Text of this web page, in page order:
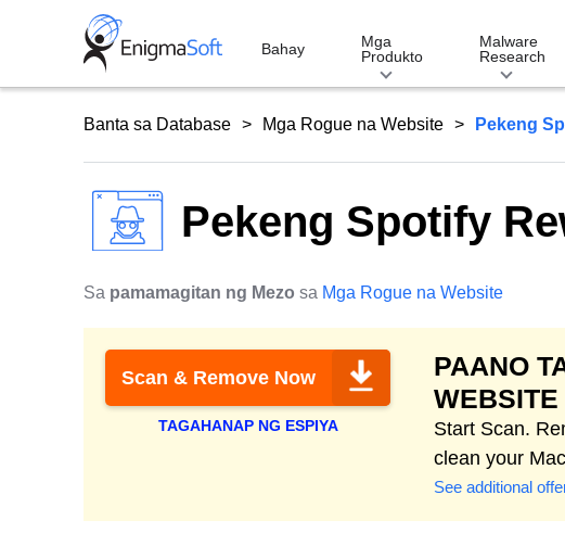
Bahay
Mga
Produkto
Malware
Research
Banta sa Database Mga Rogue na Website Pekeng
Pekeng Spotify
Sa pamamagitan ng Mezo sa Mga Rogue na Website
Scan & Remove Now
TAGAHANAP NG ESPIYA
PAANO
WEBSITE
Start Scan.
clean your
See additional